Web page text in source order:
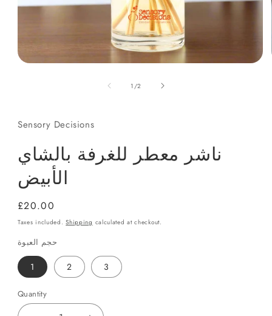
1 /of
2
Sensory Decisions
ناشر معطر للغرفة بالشاي
الأبيض
Regular
price
£20.00
Taxes included.Shipping calculated at checkout.
حجم العبوة
1 2 3
Quantity
Quantity